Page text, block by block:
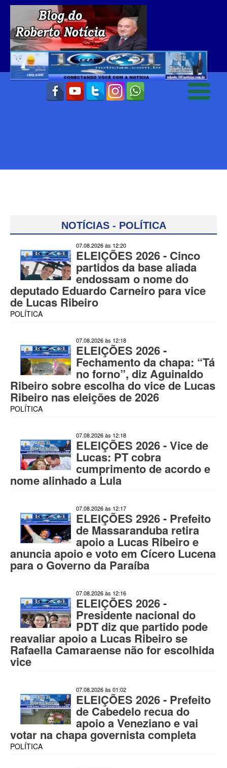
NOTÍCIAS - POLÍTICA
07.08.2026 às 12:20
ELEIÇÕES 2026 - Cinco
partidos da base aliada
endossam o nome do
deputado Eduardo Carneiro para vice
de Lucas Ribeiro
POLÍTICA
07.08.2026 às 12:18
ELEIÇÕES 2026 -
Fechamento da chapa: “Tá
no forno”, diz Aguinaldo
Ribeiro sobre escolha do vice de Lucas
Ribeiro nas eleições de 2026
POLÍTICA
07.08.2026 às 12:18
ELEIÇÕES 2026 - Vice de
Lucas: PT cobra
cumprimento de acordo e
nome alinhado a Lula
07.08.2026 às 12:17
ELEIÇÕES 2926 - Prefeito
de Massaranduba retira
apoio a Lucas Ribeiro e
anuncia apoio e voto em Cícero Lucena
para o Governo da Paraíba
07.08.2026 às 12:16
ELEIÇÕES 2026 -
Presidente nacional do
PDT diz que partido pode
reavaliar apoio a Lucas Ribeiro se
Rafaella Camaraense não for escolhida
vice
07.08.2026 às 01:02
ELEIÇÕES 2026 - Prefeito
de Cabedelo recua do
apoio a Veneziano e vai
votar na chapa governista completa
POLÍTICA